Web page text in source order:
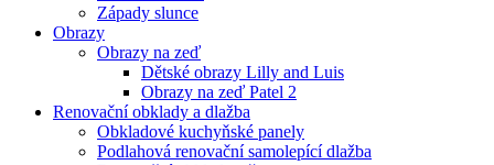
Západy slunce
Obrazy
Obrazy na zeď
Dětské obrazy Lilly and Luis
Obrazy na zeď Patel 2
Renovační obklady a dlažba
Obkladové kuchyňské panely
Podlahová renovační samolepící dlažba